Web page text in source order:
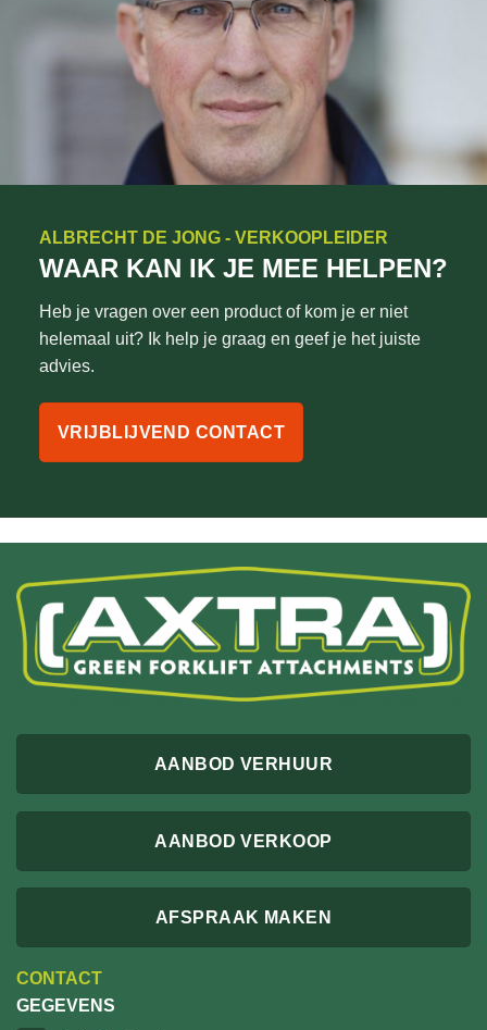
ALBRECHT DE JONG - VERKOOPLEIDER
WAAR KAN IK JE MEE HELPEN?
Heb je vragen over een product of kom je er niet
helemaal uit? Ik help je graag en geef je het juiste
advies.
VRIJBLIJVEND CONTACT
AANBOD VERHUUR
AANBOD VERKOOP
AFSPRAAK MAKEN
CONTACT
GEGEVENS